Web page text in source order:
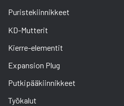
Puristekiinnikkeet
KD-Mutterit
Kierre-elementit
Expansion Plug
Putkipääkiinnikkeet
Työkalut